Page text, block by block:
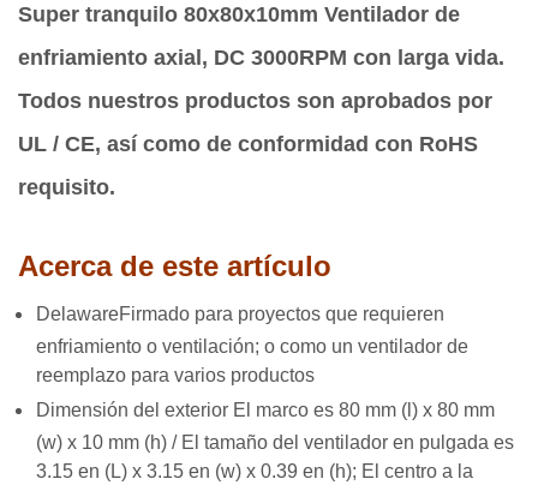
Super tranquilo 80x80x10mm Ventilador de
enfriamiento axial, DC 3000RPM con larga vida.
Todos nuestros productos son aprobados por
UL / CE, así como de conformidad con RoHS
requisito.
Acerca de este artículo
DelawareFirmado para proyectos que requieren
enfriamiento o ventilación; o como un ventilador de
reemplazo para varios productos
Dimensión del exterior El marco es 80 mm (l) x 80 mm
(w) x 10 mm (h) / El tamaño del ventilador en pulgada es
3.15 en (L) x 3.15 en (w) x 0.39 en (h); El centro a la